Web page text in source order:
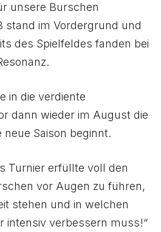
unsere Burschen
stand im Vordergrund und
des Spielfeldes fanden bei
in die verdiente
dann wieder im August die
Saison beginnt.
Turnier erfüllte voll den
vor Augen zu führen,
stehen und in welchen
intensiv verbessern muss!“